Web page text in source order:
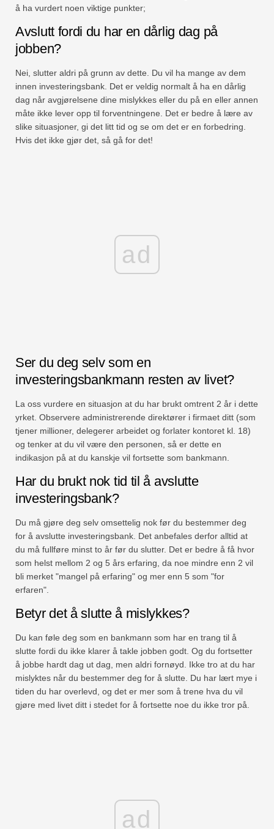
å ha vurdert noen viktige punkter;
Avslutt fordi du har en dårlig dag på
jobben?
Nei, slutter aldri på grunn av dette. Du vil ha mange av dem
innen investeringsbank. Det er veldig normalt å ha en dårlig
dag når avgjørelsene dine mislykkes eller du på en eller annen
måte ikke lever opp til forventningene. Det er bedre å lære av
slike situasjoner, gi det litt tid og se om det er en forbedring.
Hvis det ikke gjør det, så gå for det!
ad
Ser du deg selv som en
investeringsbankmann resten av livet?
La oss vurdere en situasjon at du har brukt omtrent 2 år i dette
yrket. Observere administrerende direktører i firmaet ditt (som
tjener millioner, delegerer arbeidet og forlater kontoret kl. 18)
og tenker at du vil være den personen, så er dette en
indikasjon på at du kanskje vil fortsette som bankmann.
Har du brukt nok tid til å avslutte
investeringsbank?
Du må gjøre deg selv omsettelig nok før du bestemmer deg
for å avslutte investeringsbank. Det anbefales derfor alltid at
du må fullføre minst to år før du slutter. Det er bedre å få hvor
som helst mellom 2 og 5 års erfaring, da noe mindre enn 2 vil
bli merket "mangel på erfaring" og mer enn 5 som "for
erfaren".
Betyr det å slutte å mislykkes?
Du kan føle deg som en bankmann som har en trang til å
slutte fordi du ikke klarer å takle jobben godt. Og du fortsetter
å jobbe hardt dag ut dag, men aldri fornøyd. Ikke tro at du har
mislyktes når du bestemmer deg for å slutte. Du har lært mye i
tiden du har overlevd, og det er mer som å trene hva du vil
gjøre med livet ditt i stedet for å fortsette noe du ikke tror på.
ad